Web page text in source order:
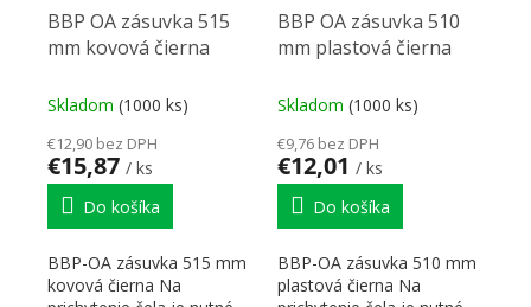
BBP OA zásuvka 515
mm kovová čierna
Skladom (1000 ks)
€12,90 bez DPH
€15,87 / ks
Do košíka
BBP-OA zásuvka 515 mm
kovová čierna Na
BBP OA zásuvka 510
mm plastová čierna
Skladom (1000 ks)
€9,76 bez DPH
€12,01 / ks
Do košíka
BBP-OA zásuvka 510 mm
plastová čierna Na